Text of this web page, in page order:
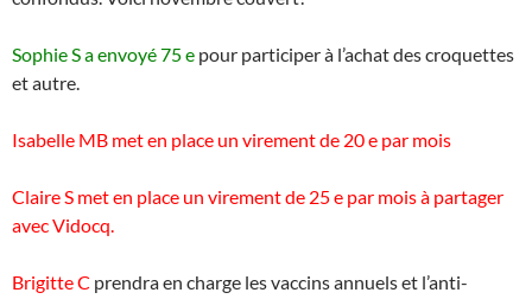
Sophie S a envoyé 75 e pour participer à l’achat des croquettes
et autre.
Isabelle MB met en place un virement de 20 e par mois
Claire S met en place un virement de 25 e par mois à partager
avec Vidocq.
Brigitte C prendra en charge les vaccins annuels et l’anti-